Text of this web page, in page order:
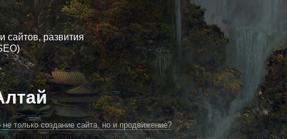
сайтов, развития
не только создание сайта, но и продвижение?